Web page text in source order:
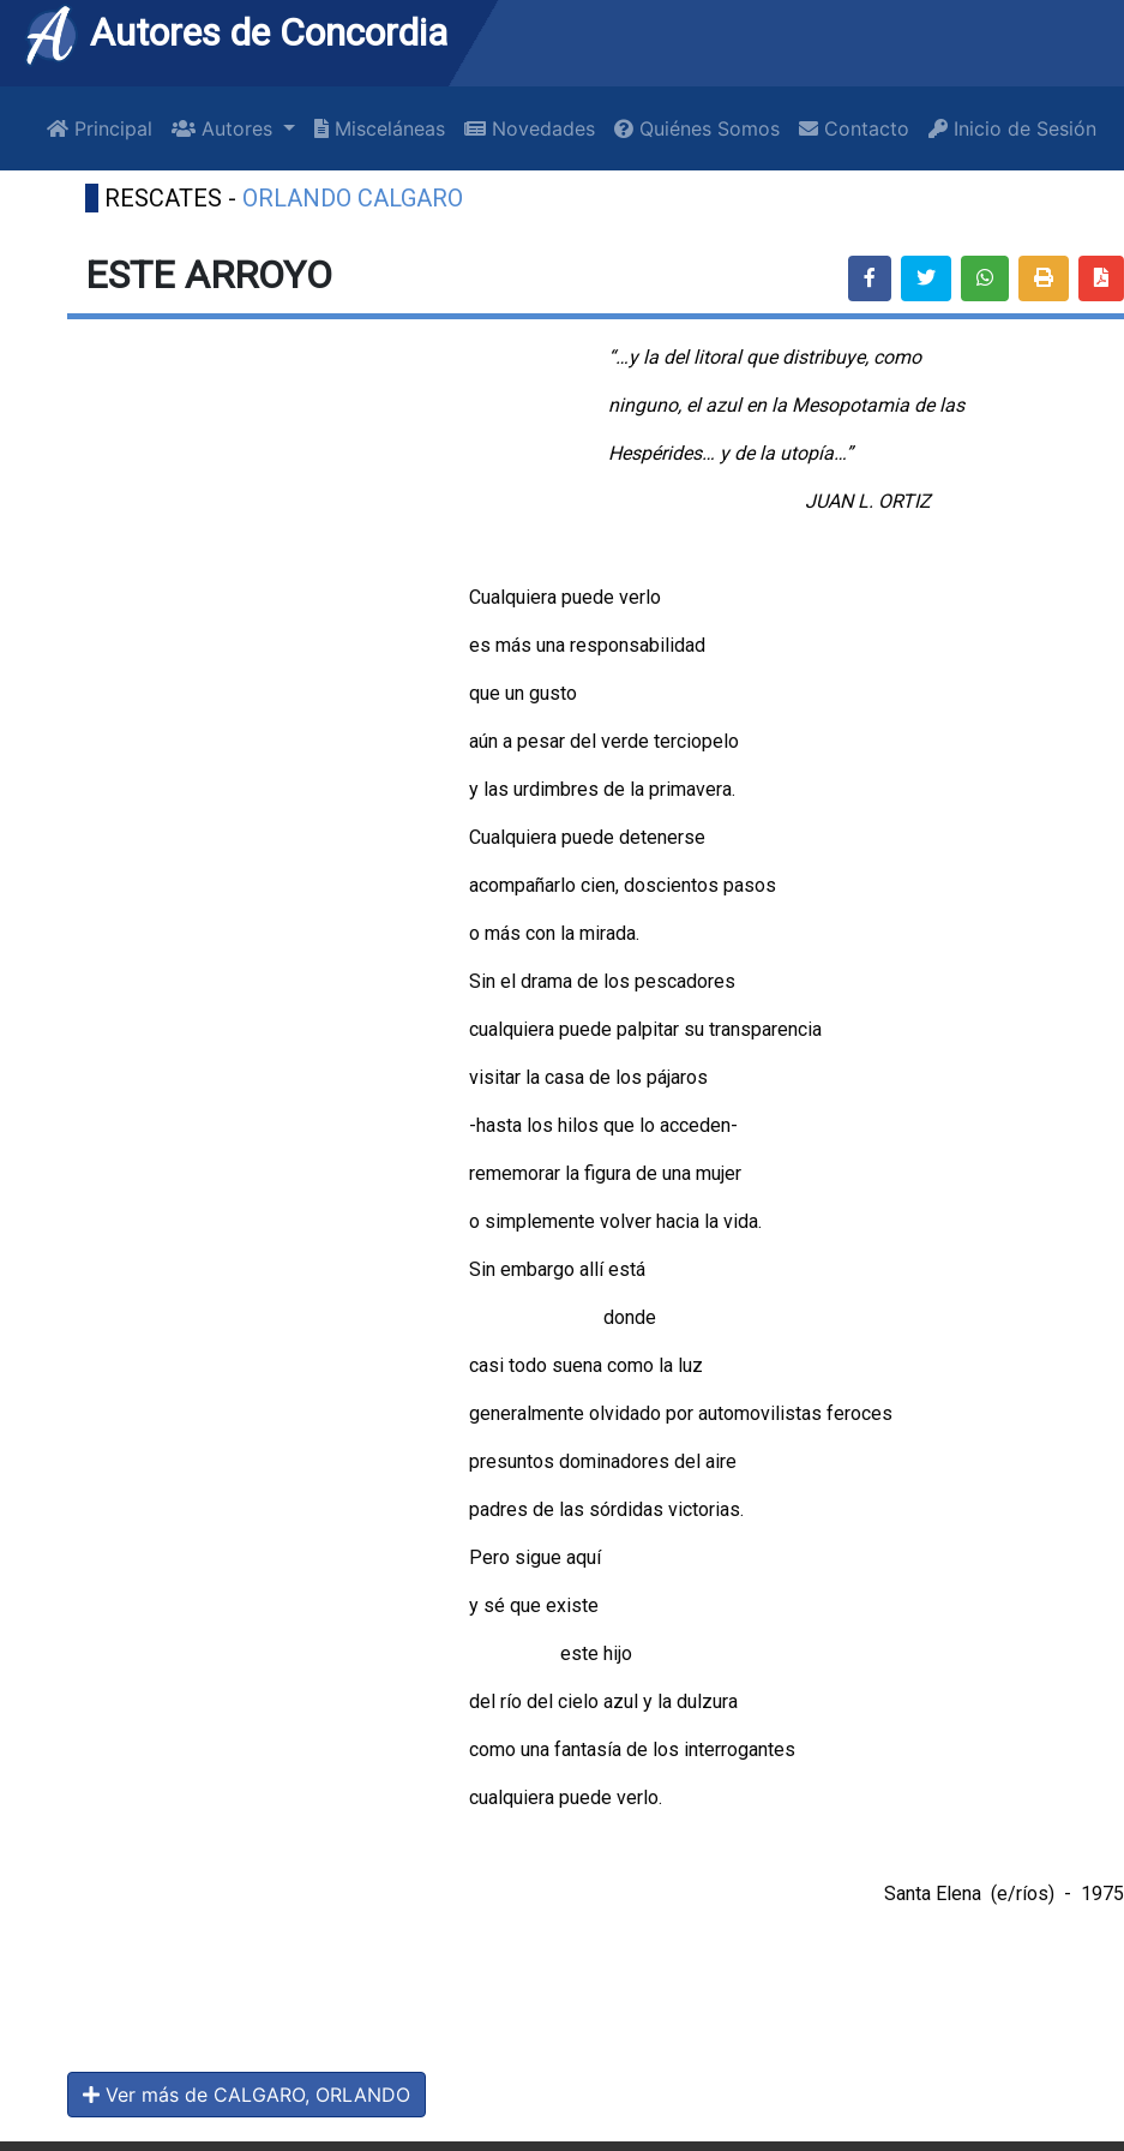
Autores de Concordia
Principal Autores Misceláneas Novedades Quiénes Somos Contacto Inicio de Sesión
RESCATES - ORLANDO CALGARO
ESTE ARROYO
“…y la del litoral que distribuye, como
ninguno, el azul en la Mesopotamia de las
Hespérides… y de la utopía…”
JUAN L. ORTIZ
Cualquiera puede verlo
es más una responsabilidad
que un gusto
aún a pesar del verde terciopelo
y las urdimbres de la primavera.
Cualquiera puede detenerse
acompañarlo cien, doscientos pasos
o más con la mirada.
Sin el drama de los pescadores
cualquiera puede palpitar su transparencia
visitar la casa de los pájaros
-hasta los hilos que lo acceden-
rememorar la figura de una mujer
o simplemente volver hacia la vida.
Sin embargo allí está
donde
casi todo suena como la luz
generalmente olvidado por automovilistas feroces
presuntos dominadores del aire
padres de las sórdidas victorias.
Pero sigue aquí
y sé que existe
este hijo
del río del cielo azul y la dulzura
como una fantasía de los interrogantes
cualquiera puede verlo.
Santa Elena (e/ríos) - 1975
Ver más de CALGARO, ORLANDO